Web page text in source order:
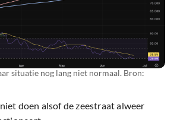
situatie nog lang niet normaal. Bron:
doen alsof de zeestraat alweer